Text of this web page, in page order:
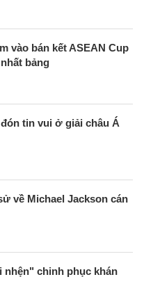
vào bán kết ASEAN Cup
bảng
đón tin vui ở giải châu Á
về Michael Jackson cán
nhện" chinh phục khán